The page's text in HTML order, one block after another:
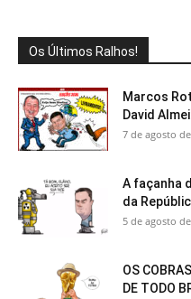
Os Últimos Ralhos!
Marcos
David
7 de agosto
A façanha
da
5 de agosto
OS
DE TODO